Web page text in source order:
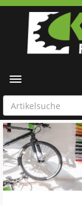
Toggle navigation